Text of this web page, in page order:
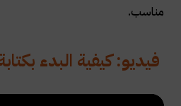
مناسب.
فيديو: كيفية البدء